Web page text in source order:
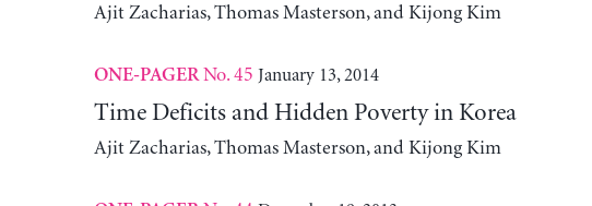
Ajit Zacharias, Thomas Masterson, and Kijong Kim
ONE-PAGERNo. 45 January 13, 2014
Time Deficits and Hidden Poverty in Korea
Ajit Zacharias, Thomas Masterson, and Kijong Kim